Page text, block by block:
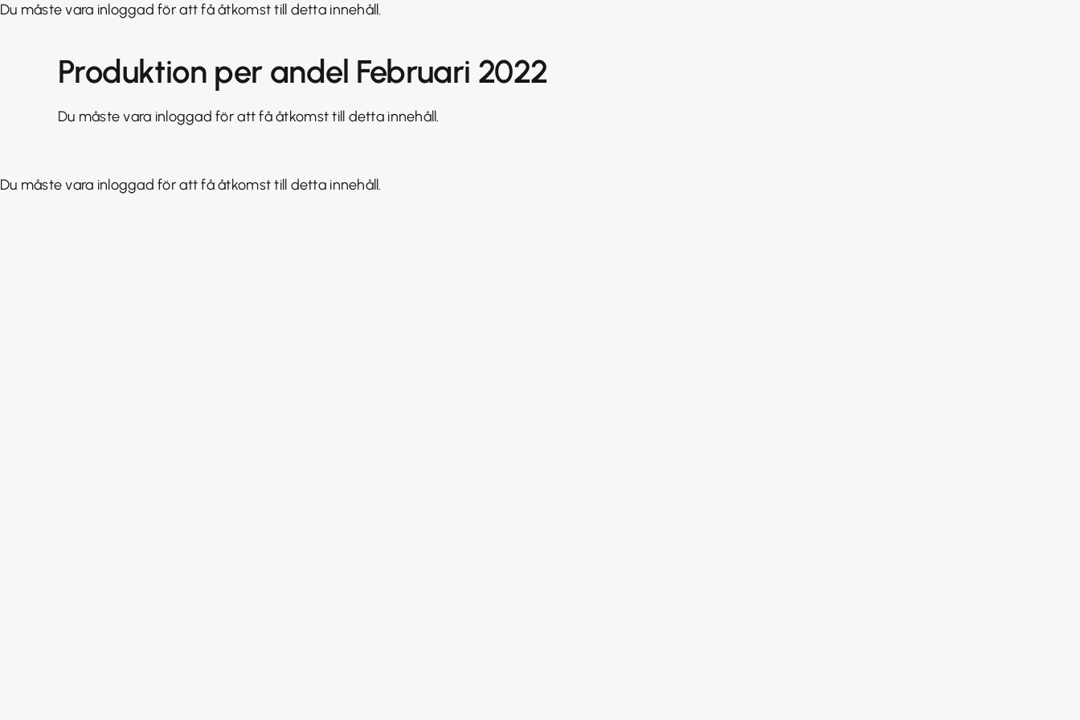
Fortsätt
Du måste vara inloggad för att få åtkomst till detta innehåll.
Produktion per andel Februari 2022
Du måste vara inloggad för att få åtkomst till detta innehåll.
Du måste vara inloggad för att få åtkomst till detta innehåll.